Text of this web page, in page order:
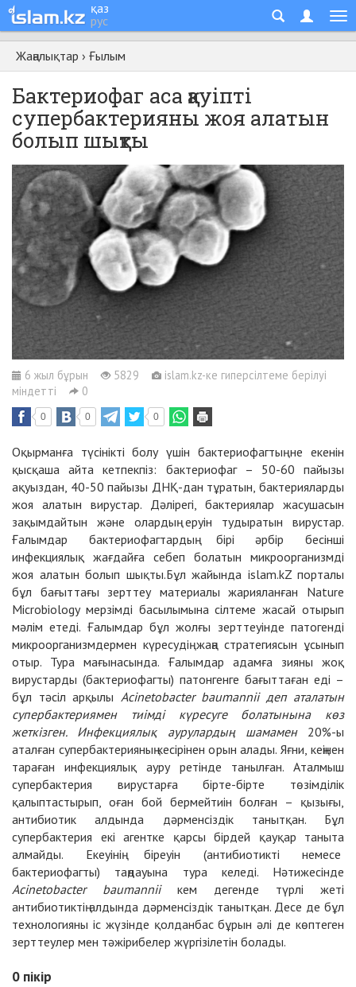
қаз
рус
Жаңалықтар › Ғылым
Бактериофаг аса қауіпті
супербактерияны жоя алатын
болып шықты
6 жыл бұрын 5829
islam.kz-ке гиперсілтеме берілуі
міндетті
0
0 0 0
Оқырманға түсінікті болу үшін бактериофагтың не екенін
қысқаша айта кетпекпіз: бактериофаг – 50-60 пайызы
ақуыздан, 40-50 пайызы ДНҚ-дан тұратын, бактерияларды
жоя алатын вирустар. Дәлірегі, бактериялар жасушасын
зақымдайтын және олардың еруін тудыратын вирустар.
Ғалымдар бактериофагтардың бірі әрбір бесінші
инфекциялық жағдайға себеп болатын микроорганизмді
жоя алатын болып шықты.Бұл жайында islam.kZ порталы
бұл бағыттағы зерттеу материалы жарияланған Nature
Microbiology мерзімді басылымына сілтеме жасай отырып
мәлім етеді. Ғалымдар бұл жолғы зерттеуінде патогенді
микроорганизмдермен күресудің жаңа стратегиясын ұсынып
отыр. Тура мағынасында. Ғалымдар адамға зияны жоқ
вирустарды (бактериофагты) патонгенге бағыттаған еді –
бұл тәсіл арқылы Acinetobacter baumannii деп аталатын
супербактериямен тиімді күресуге болатынына көз
жеткізген. Инфекциялық аурулардың шамамен 20%-ы
аталған супербактерияның кесірінен орын алады. Яғни, кеңінен
тараған инфекциялық ауру ретінде танылған. Аталмыш
супербактерия вирустарға бірте-бірте төзімділік
қалыптастырып, оған бой бермейтиін болған – қызығы,
антибиотик алдында дәрменсіздік танытқан. Бұл
супербактерия екі агентке қарсы бірдей қауқар таныта
алмайды. Екеуінің біреуін (антибиотикті немесе
бактериофагты) таңдауына тура келеді. Нәтижесінде
Acinetobacter baumanniiкем дегенде түрлі жеті
антибиотиктің алдында дәрменсіздік танытқан. Десе де бұл
технологияны іс жүзінде қолданбас бұрын әлі де көптеген
зерттеулер мен тәжірибелер жүргізілетін болады.
0 пікір